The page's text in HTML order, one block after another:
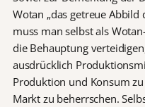
Wotan „das getreue Abbild
muss man selbst als
die Behauptung
ausdrücklich
Produktion und Konsum
Markt zu beherrschen.